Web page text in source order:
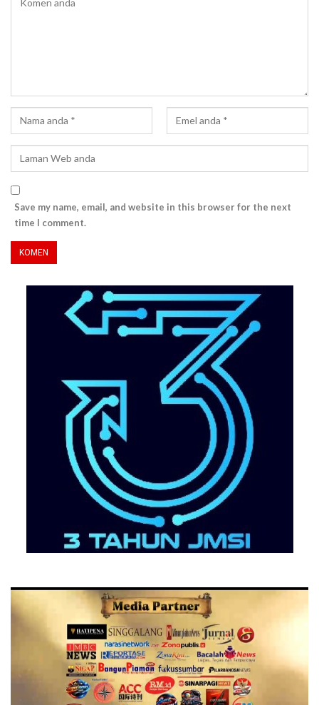
Save my name, email, and website in this browser for the next
time I comment.